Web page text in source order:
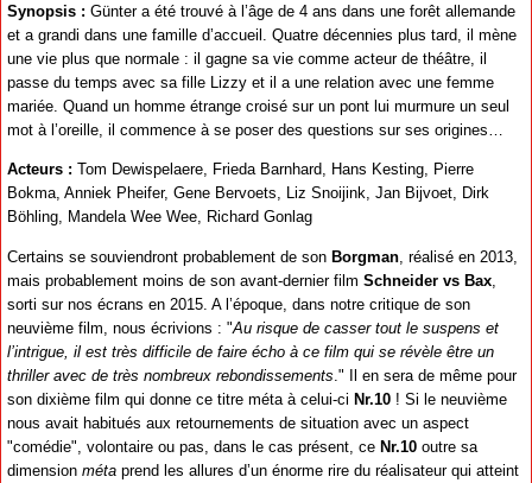
Synopsis : Günter a été trouvé à l’âge de 4 ans dans une forêt allemande
et a grandi dans une famille d’accueil. Quatre décennies plus tard, il mène
une vie plus que normale : il gagne sa vie comme acteur de théâtre, il
passe du temps avec sa fille Lizzy et il a une relation avec une femme
mariée. Quand un homme étrange croisé sur un pont lui murmure un seul
mot à l’oreille, il commence à se poser des questions sur ses origines…
Acteurs : Tom Dewispelaere, Frieda Barnhard, Hans Kesting, Pierre
Bokma, Anniek Pheifer, Gene Bervoets, Liz Snoijink, Jan Bijvoet, Dirk
Böhling, Mandela Wee Wee, Richard Gonlag
Certains se souviendront probablement de son Borgman , réalisé en 2013,
mais probablement moins de son avant-dernier film Schneider vs Bax
sorti sur nos écrans en 2015. A l’époque, dans notre critique de son
neuvième film, nous écrivions : "Au risque de casser tout le suspens et
l’intrigue, il est très difficile de faire écho à ce film qui se révèle être un
thriller avec de très nombreux rebondissements ." Il en sera de même pour
son dixième film qui donne ce titre méta à celui-ci Nr.10 ! Si le neuvième
nous avait habitués aux retournements de situation avec un aspect
"comédie", volontaire ou pas, dans le cas présent, ce Nr.10 outre sa
dimension méta prend les allures d’un énorme rire du réalisateur qui atteint